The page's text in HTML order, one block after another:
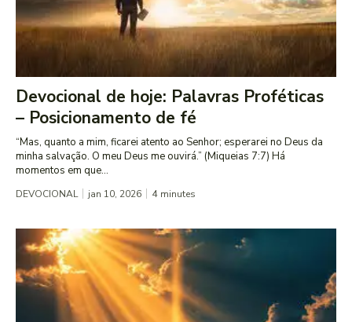
Devocional de hoje: Palavras Proféticas
– Posicionamento de fé
“Mas, quanto a mim, ficarei atento ao Senhor; esperarei no Deus da
minha salvação. O meu Deus me ouvirá.” (Miqueias 7:7) Há
momentos em que...
DEVOCIONAL jan 10, 2026 4 minutes